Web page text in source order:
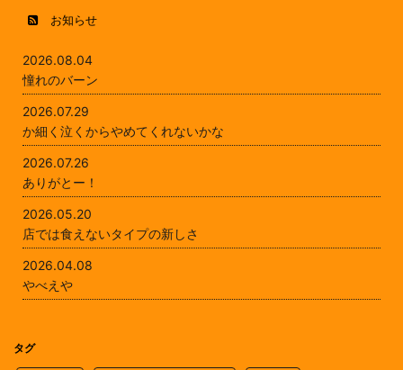
お知らせ
2026.08.04
憧れのバーン
2026.07.29
か細く泣くからやめてくれないかな
2026.07.26
ありがとー！
2026.05.20
店では食えないタイプの新しさ
2026.04.08
やべえや
タグ